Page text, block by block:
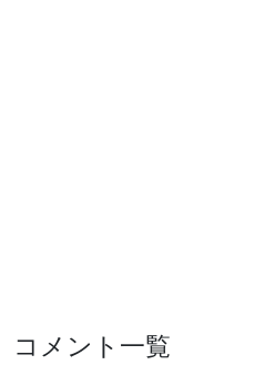
コメント一覧